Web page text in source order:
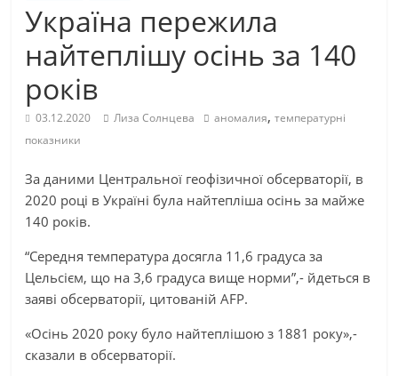
Україна пережила
найтеплішу осінь за 140
років
03.12.2020 Лиза Солнцева аномалия,температурні
показники
За даними Центральної геофізичної обсерваторії, в
2020 році в Україні була найтепліша осінь за майже
140 років.
“Середня температура досягла 11,6 градуса за
Цельсієм, що на 3,6 градуса вище норми”,- йдеться в
заяві обсерваторії, цитованій AFP.
«Осінь 2020 року було найтеплішою з 1881 року»,-
сказали в обсерваторії.